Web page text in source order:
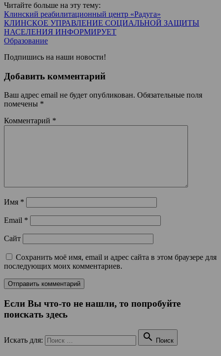
Читайте больше на эту тему:
Клинский реабилитационный центр «Радуга»
КЛИНСКОЕ УПРАВЛЕНИЕ СОЦИАЛЬНОЙ ЗАЩИТЫ
НАСЕЛЕНИЯ ИНФОРМИРУЕТ
Образование
Подпишись на наши новости!
Добавить комментарий
Ваш адрес email не будет опубликован. Обязательные поля
помечены *
Комментарий *
Имя *
Email *
Сайт
Сохранить моё имя, email и адрес сайта в этом браузере для
последующих моих комментариев.
Если Вы что-то не нашли, то попробуйте
поискать здесь
Искать для:  Поиск